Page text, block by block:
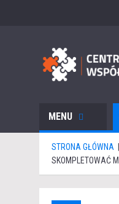
MENU
STRONA GŁÓWNA
SKOMPLETOWAĆ